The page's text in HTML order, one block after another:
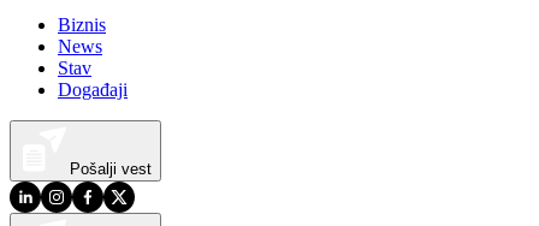
Biznis
News
Stav
Događaji
Pošalji vest